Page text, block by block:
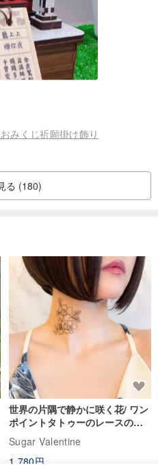
みくじ祈願掛け飾り
る (180)
世界の片隅で静かに咲く花/ ワン
ポイントタトゥーのレースのチ
ョーカー SV649
Sugar Valentine
1,780円